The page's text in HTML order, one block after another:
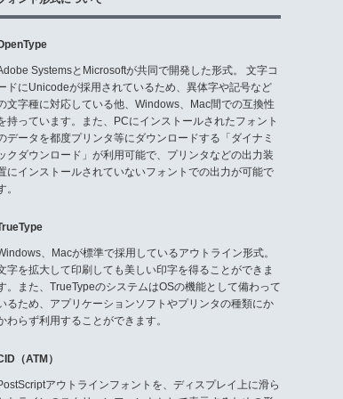
SystemsとMicrosoftが共同で開発した形式。 文字コ
ドにUnicodeが採用されているため、異体字や記号など
文字種に対応している他、Windows、Mac間での互換性
持っています。また、PCにインストールされたフォント
データを都度プリンタ等にダウンロードする「ダイナミ
クダウンロード」が利用可能で、プリンタなどの出力装
にインストールされていないフォントでの出力が可能で
。
、Macが標準で採用しているアウトライン形式。
字を拡大して印刷しても美しい印字を得ることができま
。また、TrueTypeのシステムはOSの機能として備わって
るため、アプリケーションソフトやプリンタの種類にか
わらず利用することができます。
（ATM）
アウトラインフォントを、ディスプレイ上に滑ら